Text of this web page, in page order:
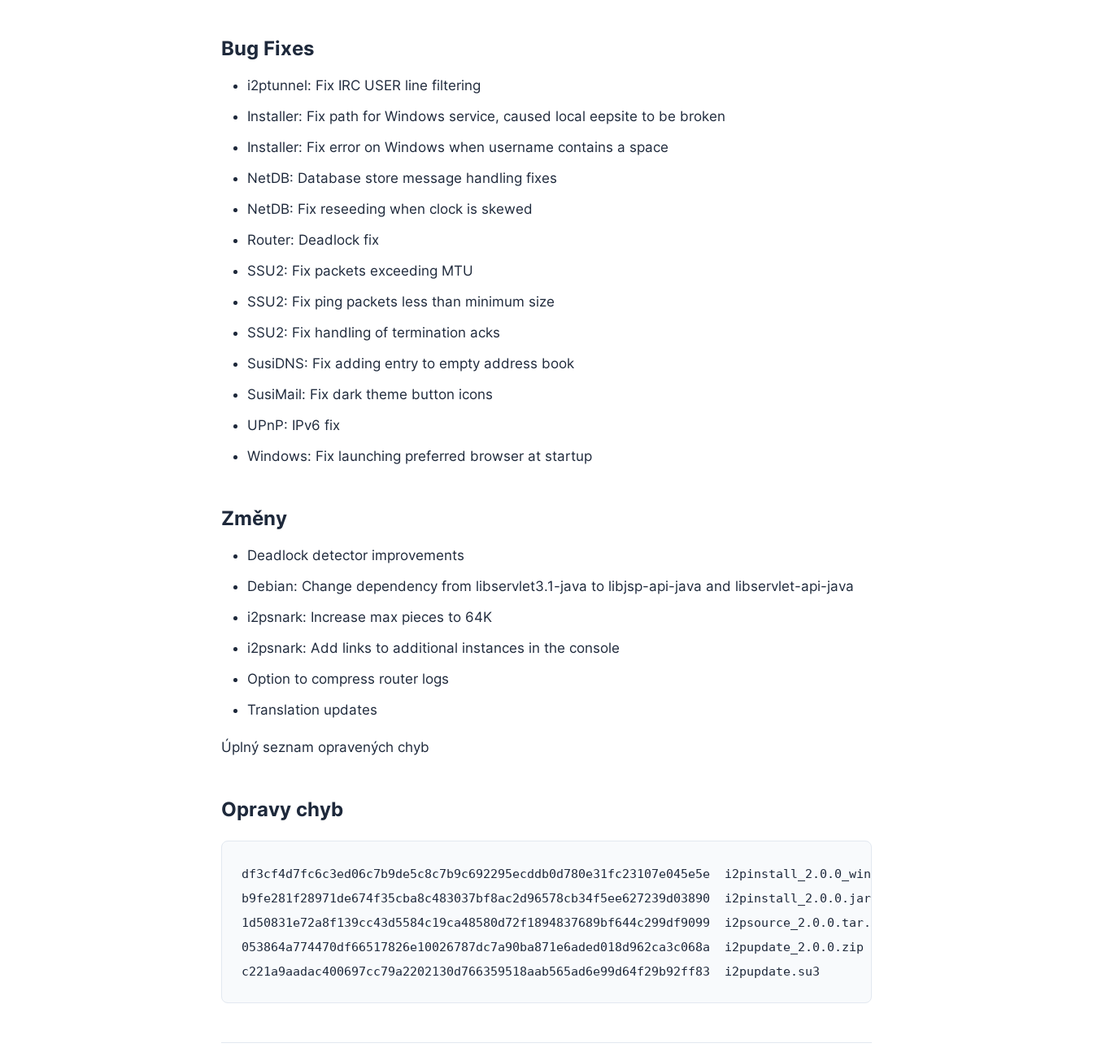
Bug Fixes
i2ptunnel: Fix IRC USER line filtering
Installer: Fix path for Windows service, caused local eepsite to be broken
Installer: Fix error on Windows when username contains a space
NetDB: Database store message handling fixes
NetDB: Fix reseeding when clock is skewed
Router: Deadlock fix
SSU2: Fix packets exceeding MTU
SSU2: Fix ping packets less than minimum size
SSU2: Fix handling of termination acks
SusiDNS: Fix adding entry to empty address book
SusiMail: Fix dark theme button icons
UPnP: IPv6 fix
Windows: Fix launching preferred browser at startup
Změny
Deadlock detector improvements
Debian: Change dependency from libservlet3.1-java to libjsp-api-java and libservlet-api-java
i2psnark: Increase max pieces to 64K
i2psnark: Add links to additional instances in the console
Option to compress router logs
Translation updates
Úplný seznam opravených chyb
Opravy chyb
df3cf4d7fc6c3ed06c7b9de5c8c7b9c692295ecddb0d780e31fc23107e045e5e  i2pinstall_2.0.0_windows.exe
b9fe281f28971de674f35cba8c483037bf8ac2d96578cb34f5ee627239d03890  i2pinstall_2.0.0.jar
1d50831e72a8f139cc43d5584c19ca48580d72f1894837689bf644c299df9099  i2psource_2.0.0.tar.bz2
053864a774470df66517826e10026787dc7a90ba871e6aded018d962ca3c068a  i2pupdate_2.0.0.zip